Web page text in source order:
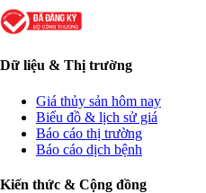
Dữ liệu & Thị trường
Giá thủy sản hôm nay
Biểu đồ & lịch sử giá
Báo cáo thị trường
Báo cáo dịch bệnh
Kiến thức & Cộng đồng